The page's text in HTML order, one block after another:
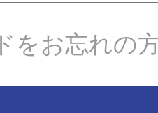
をお忘れの